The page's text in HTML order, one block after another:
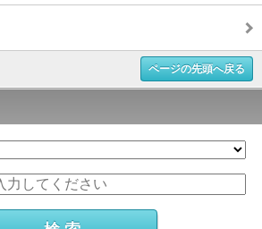
ページの先頭へ戻る